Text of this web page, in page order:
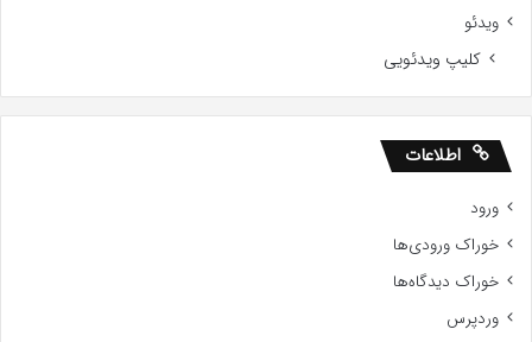
ویدئو
کلیپ ویدئویی
اطلاعات
ورود
خوراک ورودی‌ها
خوراک دیدگاه‌ها
وردپرس